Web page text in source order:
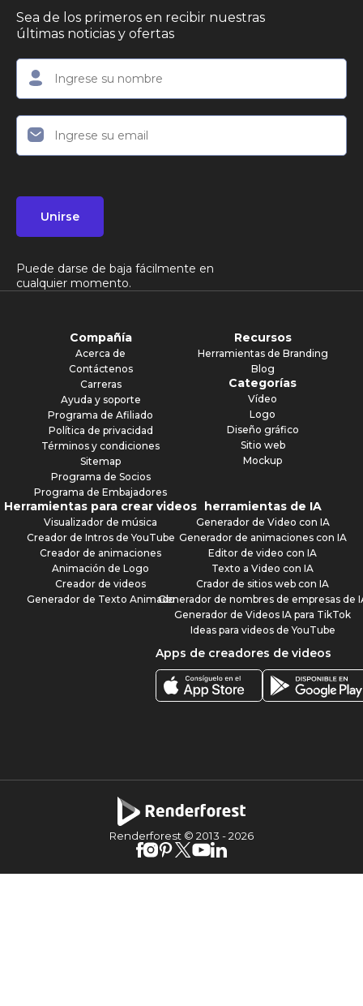
Sea de los primeros en recibir nuestras
últimas noticias y ofertas
Unirse
Puede darse de baja fácilmente en
cualquier momento.
Compañía
Acerca de
Contáctenos
Carreras
Ayuda y soporte
Programa de Afiliado
Política de privacidad
Términos y condiciones
Sitemap
Programa de Socios
Programa de Embajadores
Recursos
Herramientas de Branding
Blog
Categorías
Vídeo
Logo
Diseño gráfico
Sitio web
Mockup
Herramientas para crear videos
Visualizador de música
Creador de Intros de YouTube
Creador de animaciones
Animación de Logo
Creador de videos
Generador de Texto Animado
herramientas de IA
Generador de Video con IA
Generador de animaciones con IA
Editor de video con IA
Texto a Video con IA
Crador de sitios web con IA
Generador de nombres de empresas de
Generador de Videos IA para TikTok
Ideas para videos de YouTube
Apps de creadores de videos
Renderforest © 2013 -2026